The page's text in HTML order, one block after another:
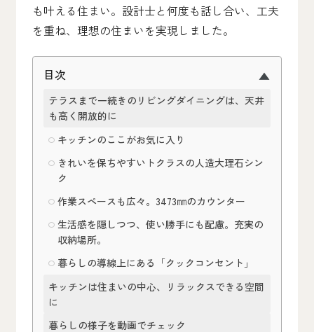
も叶える住まい。設計士と何度も話し合い、工夫
を重ね、理想の住まいを実現しました。
目次
テラスまで一続きのリビングダイニングは、天井
も高く開放的に
キッチンのここがお気に入り
きれいを保ちやすいトクラスの人造大理石シン
ク
作業スペースも広々。3473㎜のカウンター
生活感を隠しつつ、使い勝手にも配慮。充実の
収納場所。
暮らしの導線上にある「クックコンセント」
キッチンは住まいの中心、リラックスできる空間
に
暮らしの様子を動画でチェック